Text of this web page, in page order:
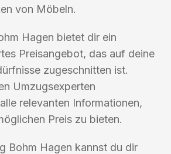
von Möbeln.
Hagen bietet dir ein
Preisangebot, das auf deine
zugeschnitten ist.
Umzugsexperten
relevanten Informationen,
Preis zu bieten.
Bohm Hagen kannst du dir